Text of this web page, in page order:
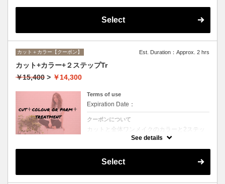
Select
カット＋カラー【クーポン】 Est. Duration：Approx. 2 hrs
カット+カラー+２ステップTr
￥15,400 > ￥14,300
Terms of use
Expiration Date：
クーポンについて
カットと全体ワンメイクのカラーと2ステッ
プトリートメントのお得メニュー。デザイン
や髪の状態によってお薬を塗り分けます。シ
ャンプー、ブロー込、ロング料金なし
See details
Select